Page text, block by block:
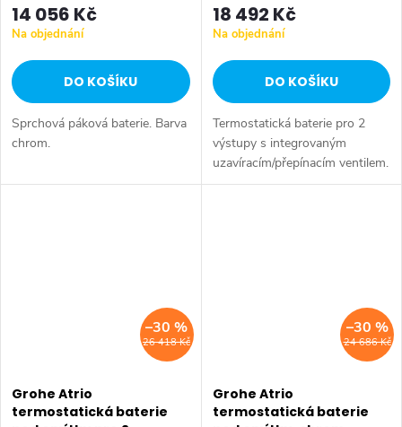
14 056 Kč
Na objednání
DO KOŠÍKU
Sprchová páková baterie. Barva
chrom.
18 492 Kč
Na objednání
DO KOŠÍKU
Termostatická baterie pro 2
výstupy s integrovaným
uzavíracím/přepínacím ventilem.
Barva chrom.
26 418 Kč
–30 %
Grohe Atrio
termostatická baterie
24 686 Kč
–30 %
Grohe Atrio
termostatická baterie